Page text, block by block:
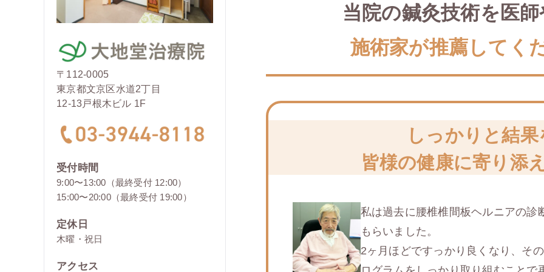
当院の鍼灸技術を医
施術家が推薦してく
しっかりと結
皆様の健康に寄り添
私は過去に腰椎椎間板ヘルニアの
もらいました。
2ヶ月ほどですっかり良くなり、そ
〒112-0005
東京都文京区水道2丁目
12-13戸根木ビル 1F
受付時間
9:00〜13:00（最終受付 12:00）
15:00〜20:00（最終受付 19:00）
定休日
木曜・祝日
アクセス